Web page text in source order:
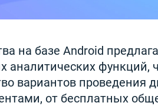
на базе Android
аналитических функций,
вариантов проведения
от бесплатных